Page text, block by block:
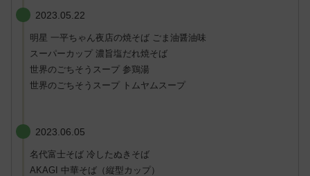
2023.05.22
明星 一平ちゃん夜店の焼そば ごま油醤油味
スーパーカップ 濃旨塩だれ焼そば
世界のごちそうスープ 参鶏湯
世界のごちそうスープ トムヤムスープ
2023.06.05
名代富士そば 冷したぬきそば
AKAGI 中華そば（縦型カップ）